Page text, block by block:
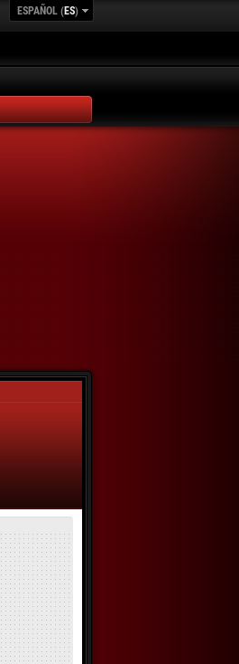
ESPAÑOL (ES)